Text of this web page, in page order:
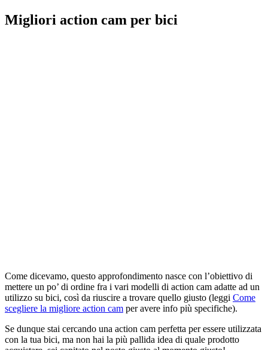
Migliori action cam per bici
Come dicevamo, questo approfondimento nasce con l’obiettivo di
mettere un po’ di ordine fra i vari modelli di action cam adatte ad un
utilizzo su bici, così da riuscire a trovare quello giusto (leggi Come
scegliere la migliore action cam per avere info più specifiche).
Se dunque stai cercando una action cam perfetta per essere utilizzata
con la tua bici, ma non hai la più pallida idea di quale prodotto